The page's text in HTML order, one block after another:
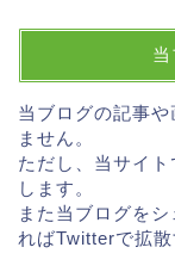
当ブログの記事
ません。
ただし、当サイ
します。
また当ブログを
ればTwitterで拡